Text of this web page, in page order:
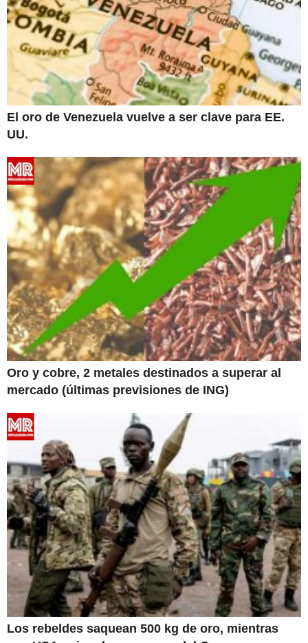
El oro de Venezuela vuelve a ser clave para EE.
UU.
Oro y cobre, 2 metales destinados a superar al
mercado (últimas previsiones de ING)
Los rebeldes saquean 500 kg de oro, mientras